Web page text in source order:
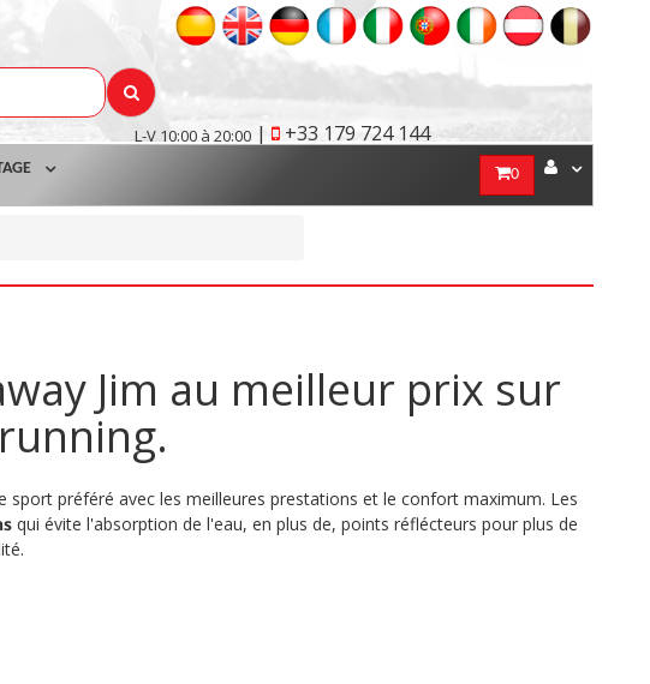
L-V 10:00 à 20:00 | +33 179 724 144
0
Jim au meilleur prix sur
sport préféré avec les meilleures prestations et le confort maximum. Les
qui évite l'absorption de l'eau, en plus de, points réflécteurs pour plus de